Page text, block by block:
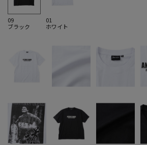
09
ブラック
01
ホワイト